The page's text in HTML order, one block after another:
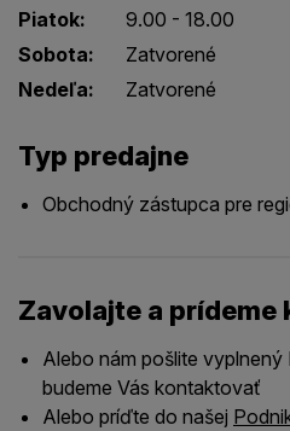
Piatok:
9.00 - 18.00
Sobota:
Zatvorené
Nedeľa:
Zatvorené
Typ predajne
Obchodný zástupca pre
Zavolajte a prídeme
Alebo nám pošlite
budeme Vás kontaktovať
Alebo príďte do našej